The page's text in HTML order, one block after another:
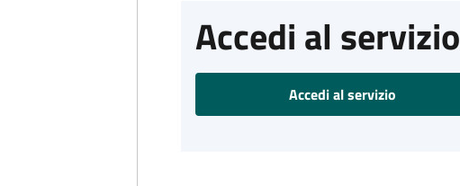
Accedi al servizio
Accedi al servizio